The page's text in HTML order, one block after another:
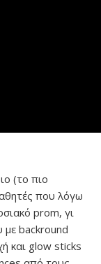
(το πιο
που λόγω
prom, γι
με backround
και glow sticks